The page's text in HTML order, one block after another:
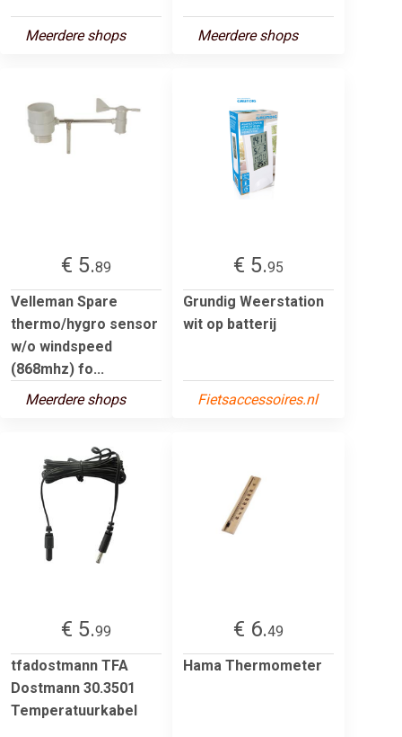
Meerdere shops Meerdere shops
€ 5.89
Velleman Spare
thermo/hygro sensor
w/o windspeed
(868mhz) fo...
Meerdere shops
€ 5.95
Grundig Weerstation
wit op batterij
Fietsaccessoires.nl
€ 5.99
tfadostmann TFA
Dostmann 30.3501
Temperatuurkabel
€ 6.49
Hama Thermometer